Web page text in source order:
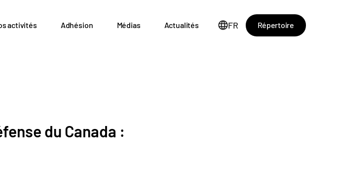
activités Adhésion Médias Actualités FR Répertoire
du Canada :